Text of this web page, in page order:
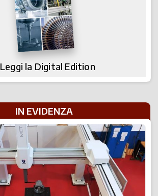
Leggi la Digital Edition
IN EVIDENZA